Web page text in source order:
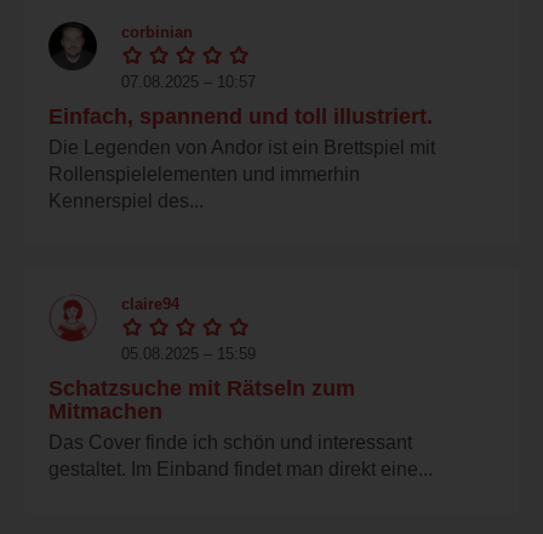
corbinian
07.08.2025 – 10:57
Einfach, spannend und toll illustriert.
Die Legenden von Andor ist ein Brettspiel mit
Rollenspielelementen und immerhin
Kennerspiel des...
claire94
05.08.2025 – 15:59
Schatzsuche mit Rätseln zum
Mitmachen
Das Cover finde ich schön und interessant
gestaltet. Im Einband findet man direkt eine...